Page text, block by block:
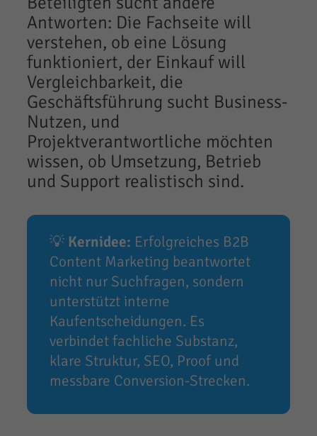
Antworten: Die Fachseite will
verstehen, ob eine Lösung
funktioniert, der Einkauf will
Vergleichbarkeit, die
Geschäftsführung sucht Business-
Nutzen, und
Projektverantwortliche möchten
wissen, ob Umsetzung, Betrieb
und Support realistisch sind.
💡 Kernidee: Erfolgreiches B2B
Content Marketing beantwortet
nicht nur Suchfragen, sondern
unterstützt interne
Kaufentscheidungen. Es
verbindet fachliche Substanz,
klare Struktur, SEO, Proof und
messbare Conversion-Strecken.